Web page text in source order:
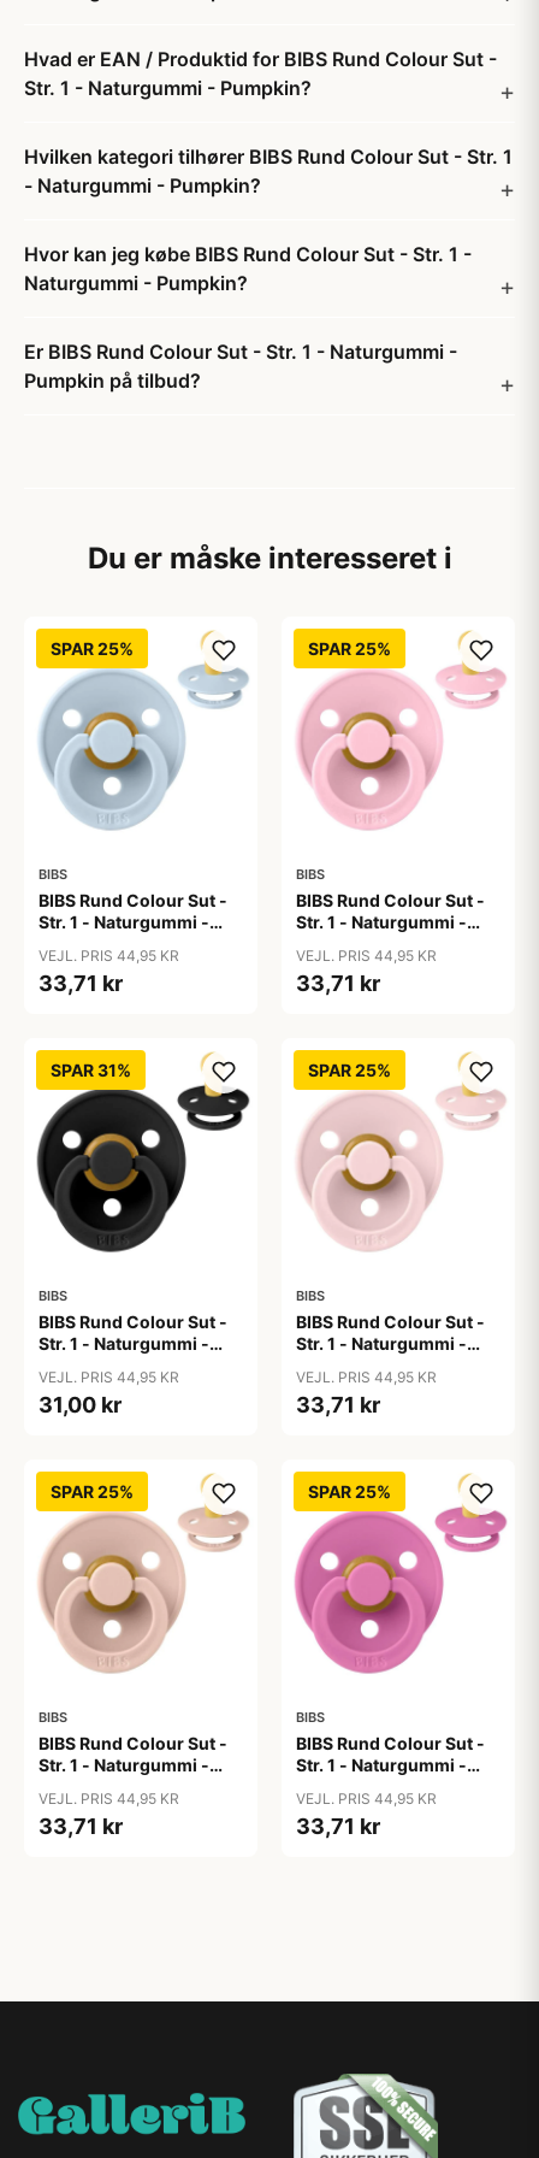
Hvad er EAN / Produktid for BIBS Rund Colour Sut -
Str. 1 - Naturgummi - Pumpkin?
Hvilken kategori tilhører BIBS Rund Colour Sut - Str. 1
- Naturgummi - Pumpkin?
Hvor kan jeg købe BIBS Rund Colour Sut - Str. 1 -
Naturgummi - Pumpkin?
Er BIBS Rund Colour Sut - Str. 1 - Naturgummi -
Pumpkin på tilbud?
Du er måske interesseret i
SPAR 25%
BIBS
BIBS Rund Colour Sut -
Str. 1 - Naturgummi -
VEJL. PRIS 44,95 KR
33,71 kr
SPAR 25%
BIBS
BIBS Rund Colour Sut -
Str. 1 - Naturgummi -
VEJL. PRIS 44,95 KR
33,71 kr
SPAR 31%
BIBS
BIBS Rund Colour Sut -
Str. 1 - Naturgummi -
VEJL. PRIS 44,95 KR
31,00 kr
SPAR 25%
BIBS
BIBS Rund Colour Sut -
Str. 1 - Naturgummi -
VEJL. PRIS 44,95 KR
33,71 kr
SPAR 25%
BIBS
BIBS Rund Colour Sut -
Str. 1 - Naturgummi -
VEJL. PRIS 44,95 KR
33,71 kr
SPAR 25%
BIBS
BIBS Rund Colour Sut -
Str. 1 - Naturgummi -
VEJL. PRIS 44,95 KR
33,71 kr